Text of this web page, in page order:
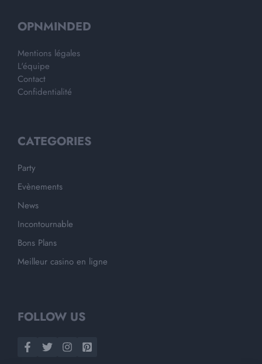
OPNMINDED
Mentions légales
L'équipe
Contact
Confidentialité
CATEGORIES
Party
Evènements
News
Incontournable
Bons Plans
Meilleur casino en ligne
FOLLOW US